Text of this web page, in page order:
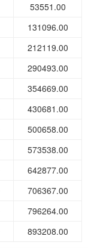
53551.00
131096.00
212119.00
290493.00
354669.00
430681.00
500658.00
573538.00
642877.00
706367.00
796264.00
893208.00